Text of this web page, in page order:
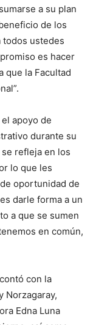
a su plan
de los
todos ustedes
es hacer
que la Facultad
apoyo de
durante su
refleja en los
lo que les
oportunidad de
darle forma a un
a que se sumen
en común,
con la
Norzagaray,
Edna Luna